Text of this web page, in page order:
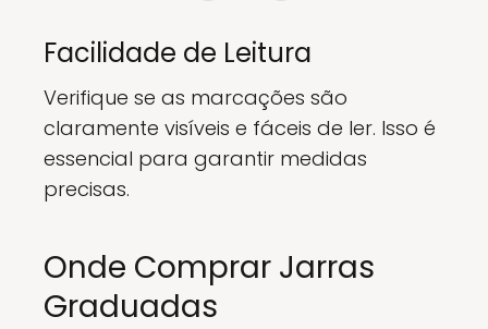
Facilidade de Leitura
Verifique se as marcações são
claramente visíveis e fáceis de ler. Isso é
essencial para garantir medidas
precisas.
Onde Comprar Jarras
Graduadas